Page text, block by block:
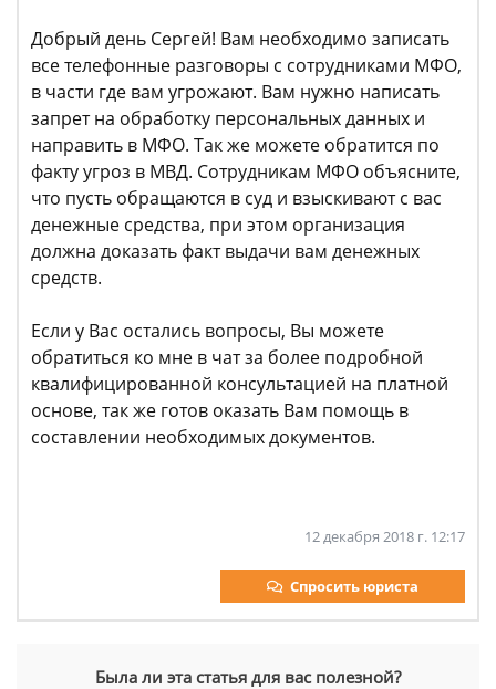
Добрый день Сергей! Вам необходимо записать
все телефонные разговоры с сотрудниками МФО,
в части где вам угрожают. Вам нужно написать
запрет на обработку персональных данных и
направить в МФО. Так же можете обратится по
факту угроз в МВД. Сотрудникам МФО объясните,
что пусть обращаются в суд и взыскивают с вас
денежные средства, при этом организация
должна доказать факт выдачи вам денежных
средств.
Если у Вас остались вопросы, Вы можете
обратиться ко мне в чат за более подробной
квалифицированной консультацией на платной
основе, так же готов оказать Вам помощь в
составлении необходимых документов.
12 декабря 2018 г. 12:17
Спросить юриста
Была ли эта статья для вас полезной?